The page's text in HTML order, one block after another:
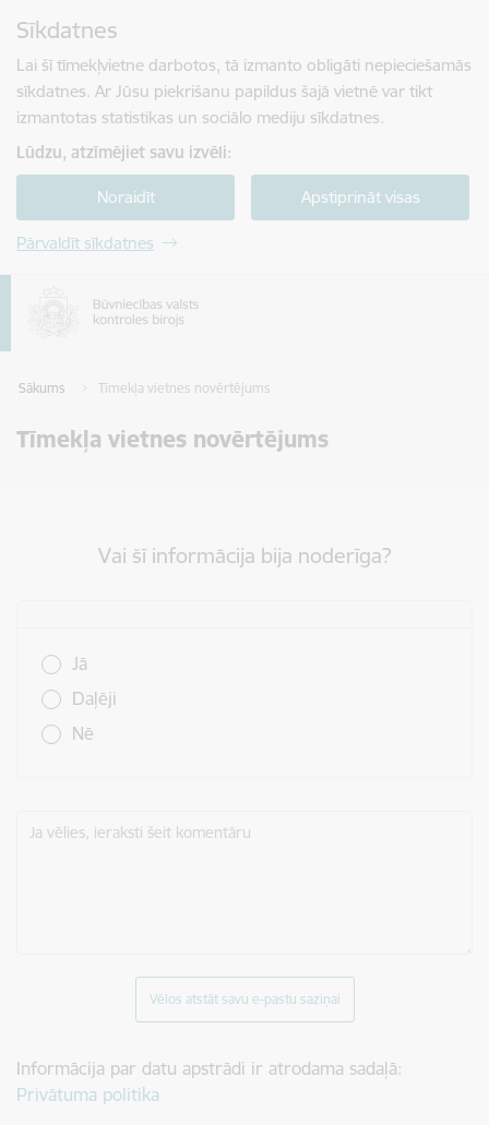
Sīkdatnes
Lai šī tīmekļvietne darbotos, tā izmanto obligāti nepieciešamās
sīkdatnes. Ar Jūsu piekrišanu papildus šajā vietnē var tikt
izmantotas statistikas un sociālo mediju sīkdatnes.
Lūdzu, atzīmējiet savu izvēli:
Noraidīt Apstiprināt visas
Pārvaldīt sīkdatnes
Sākums Tīmekļa vietnes novērtējums
Tīmekļa vietnes novērtējums
Vai šī informācija bija noderīga?
Jā
Daļēji
Nē
Ja vēlies, ieraksti šeit komentāru
Vēlos atstāt savu e-pastu saziņai
Informācija par datu apstrādi ir atrodama sadaļā:
Privātuma politika